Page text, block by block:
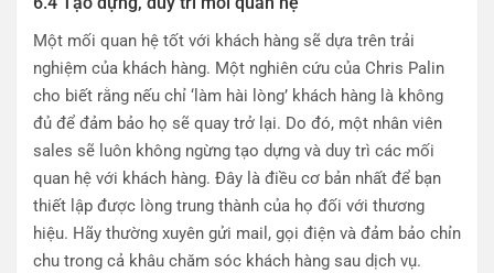
Một mối quan hệ tốt với khách hàng sẽ dựa trên trải
nghiệm của khách hàng. Một nghiên cứu của Chris Palin
cho biết rằng nếu chỉ ‘làm hài lòng’ khách hàng là không
đủ để đảm bảo họ sẽ quay trở lại. Do đó, một nhân viên
sales sẽ luôn không ngừng tạo dựng và duy trì các mối
quan hệ với khách hàng. Đây là điều cơ bản nhất để bạn
thiết lập được lòng trung thành của họ đối với thương
hiệu. Hãy thường xuyên gửi mail, gọi điện và đảm bảo chỉn
chu trong cả khâu chăm sóc khách hàng sau dịch vụ.